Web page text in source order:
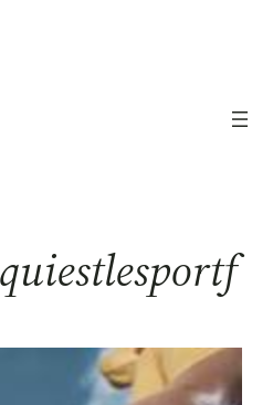
quiestlesportf